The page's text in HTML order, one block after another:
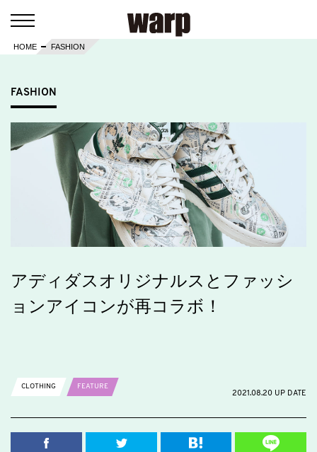
HOME FASHION
FASHION
アディダスオリジナルスとファッシ
ョンアイコンが再コラボ！
CLOTHING
FEATURE
2021.08.20 UP DATE